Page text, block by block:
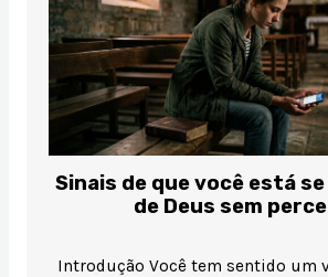
Sinais de que você está
de Deus sem
Introdução Você tem sentido um